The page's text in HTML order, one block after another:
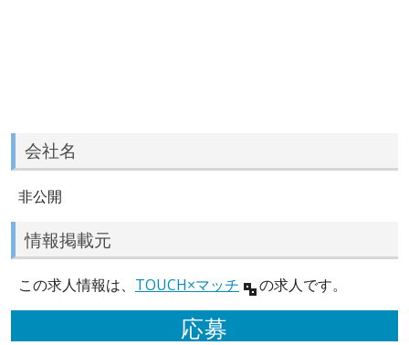
会社名
非公開
情報掲載元
この求人情報は、 TOUCH×マッチ の求人です。
応募